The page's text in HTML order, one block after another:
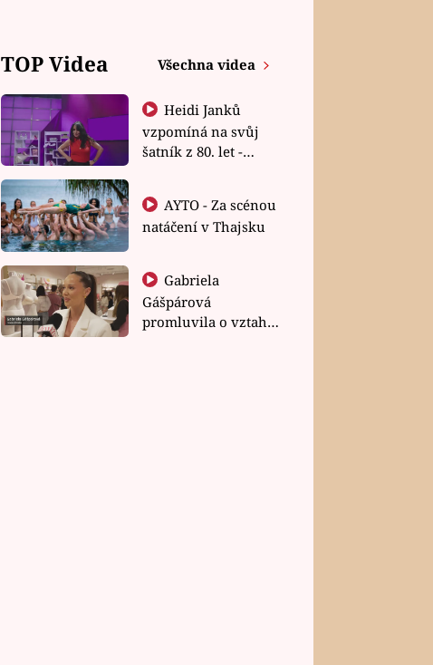
TOP Videa Všechna videa
Heidi Janků
vzpomíná na svůj
šatník z 80. let -
natáčení v Thajsku
Gabriela
Gášpárová
promluvila o vztahu